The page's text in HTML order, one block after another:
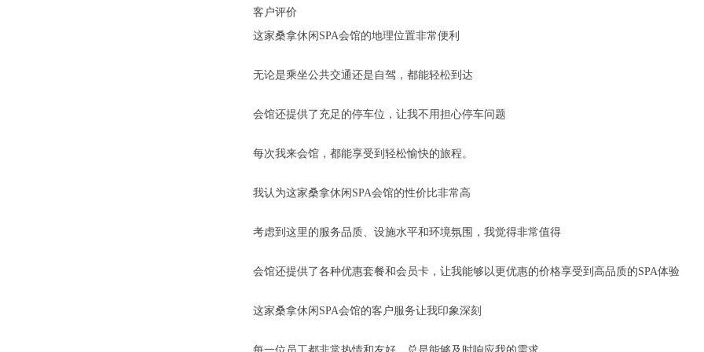
客户评价
这家桑拿休闲SPA会馆的地理位置非常便利
无论是乘坐公共交通还是自驾，都能轻松到达
会馆还提供了充足的停车位，让我不用担心停车问题
每次我来会馆，都能享受到轻松愉快的旅程。
我认为这家桑拿休闲SPA会馆的性价比非常高
考虑到这里的服务品质、设施水平和环境氛围，我觉得非常值得
会馆还提供了各种优惠套餐和会员卡，让我能够以更优惠的价格享受到高品质的SPA体验
这家桑拿休闲SPA会馆的客户服务让我印象深刻